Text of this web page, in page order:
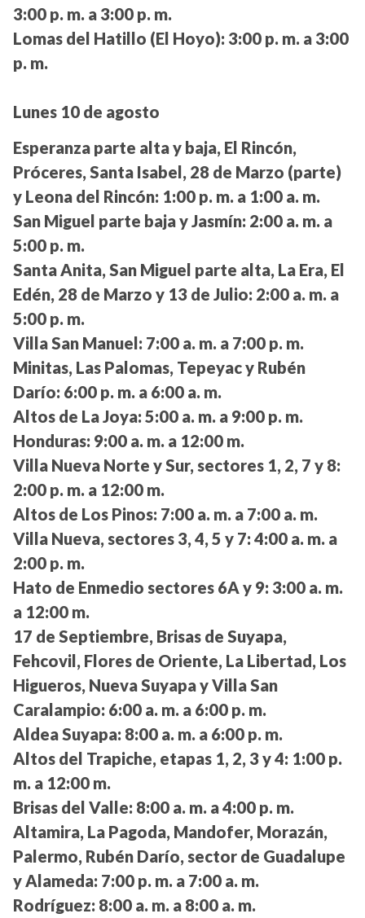
3:00 p. m. a 3:00 p. m.
Lomas del Hatillo (El Hoyo): 3:00 p. m. a 3:00
p. m.
Lunes 10 de agosto
Esperanza parte alta y baja, El Rincón,
Próceres, Santa Isabel, 28 de Marzo (parte)
y Leona del Rincón: 1:00 p. m. a 1:00 a. m.
San Miguel parte baja y Jasmín: 2:00 a. m. a
5:00 p. m.
Santa Anita, San Miguel parte alta, La Era, El
Edén, 28 de Marzo y 13 de Julio: 2:00 a. m. a
5:00 p. m.
Villa San Manuel: 7:00 a. m. a 7:00 p. m.
Minitas, Las Palomas, Tepeyac y Rubén
Darío: 6:00 p. m. a 6:00 a. m.
Altos de La Joya: 5:00 a. m. a 9:00 p. m.
Honduras: 9:00 a. m. a 12:00 m.
Villa Nueva Norte y Sur, sectores 1, 2, 7 y 8:
2:00 p. m. a 12:00 m.
Altos de Los Pinos: 7:00 a. m. a 7:00 a. m.
Villa Nueva, sectores 3, 4, 5 y 7: 4:00 a. m. a
2:00 p. m.
Hato de Enmedio sectores 6A y 9: 3:00 a. m.
a 12:00 m.
17 de Septiembre, Brisas de Suyapa,
Fehcovil, Flores de Oriente, La Libertad, Los
Higueros, Nueva Suyapa y Villa San
Caralampio: 6:00 a. m. a 6:00 p. m.
Aldea Suyapa: 8:00 a. m. a 6:00 p. m.
Altos del Trapiche, etapas 1, 2, 3 y 4: 1:00 p.
m. a 12:00 m.
Brisas del Valle: 8:00 a. m. a 4:00 p. m.
Altamira, La Pagoda, Mandofer, Morazán,
Palermo, Rubén Darío, sector de Guadalupe
y Alameda: 7:00 p. m. a 7:00 a. m.
Rodríguez: 8:00 a. m. a 8:00 a. m.